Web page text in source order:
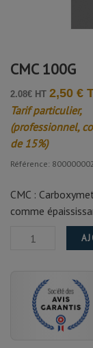
CMC 100G
2.08€ HT 2,50 €
Tarif particulier,
(professionnel,
de 15%)
Référence:
CMC :
comme